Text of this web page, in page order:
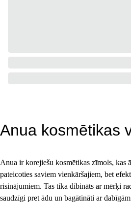
Anua kosmētikas
Anua ir korejiešu kosmētikas zīmols, kas
pateicoties saviem vienkāršajiem, bet
risinājumiem. Tas tika dibināts ar mērķi
saudzīgi pret ādu un bagātināti ar